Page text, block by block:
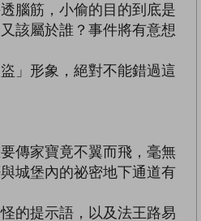
筋，小偷的目的到底是
該屬於誰？事件將有意想
形象，絕對不能錯過這
家寶竟不翼而飛，毫無
城堡內的祕密地下通道有
提示語，以及法王路易